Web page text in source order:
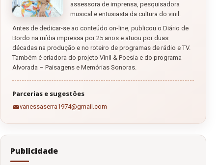
assessora de imprensa, pesquisadora
musical e entusiasta da cultura do vinil.
Antes de dedicar-se ao conteúdo on-line, publicou o Diário de
Bordo na mídia impressa por 25 anos e atuou por duas
décadas na produção e no roteiro de programas de rádio e TV.
Também é criadora do projeto Vinil & Poesia e do programa
Alvorada – Paisagens e Memórias Sonoras.
Parcerias e sugestões
vanessaserra1974@gmail.com
Publicidade